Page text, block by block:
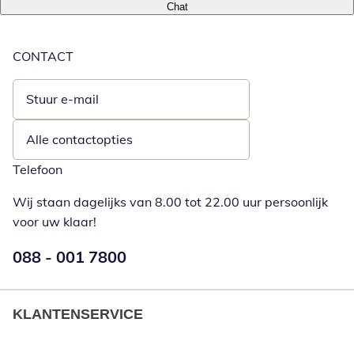
Chat
CONTACT
Stuur e-mail
Opent e-mailclient
Alle contactopties
Telefoon
Wij staan dagelijks van 8.00 tot 22.00 uur persoonlijk
voor uw klaar!
Telefoonnummer:
088 - 001 7800
KLANTENSERVICE